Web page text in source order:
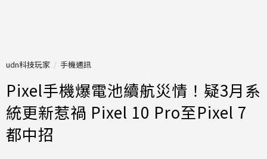
udn科技玩家 手機通訊
Pixel手機爆電池續航災情！疑3月系
統更新惹禍 Pixel 10 Pro至Pixel 7
都中招